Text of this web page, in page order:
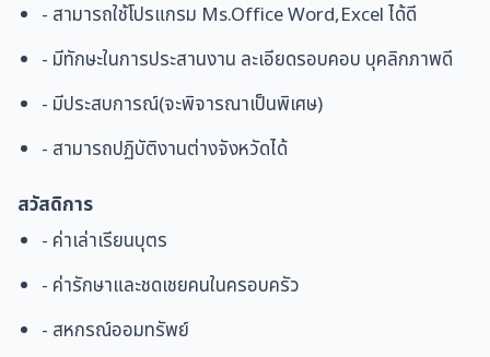
- สามารถใช้โปรแกรม Ms.Office Word,Excel ได้ดี
- มีทักษะในการประสานงาน ละเอียดรอบคอบ บุคลิกภาพดี
- มีประสบการณ์(จะพิจารณาเป็นพิเศษ)
- สามารถปฏิบัติงานต่างจังหวัดได้
สวัสดิการ
- ค่าเล่าเรียนบุตร
- ค่ารักษาและชดเชยคนในครอบครัว
- สหกรณ์ออมทรัพย์